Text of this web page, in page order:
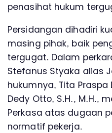
penasihat hukum
Persidangan dihadiri
masing pihak, baik
tergugat. Dalam
Stefanus Styaka alias
hukumnya, Tita Praspa
Dedy Otto, S.H., M.H.,
Perkasa atas dugaan
normatif pekerja.